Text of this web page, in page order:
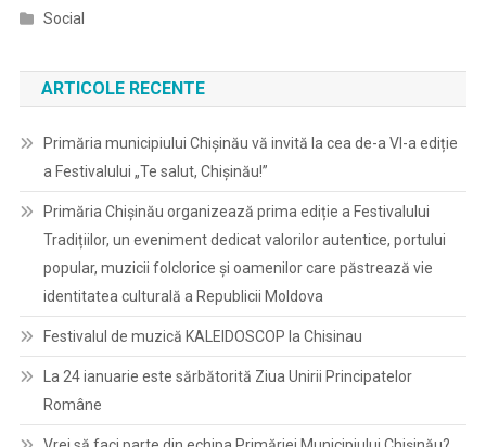
Social
ARTICOLE RECENTE
Primăria municipiului Chișinău vă invită la cea de-a VI-a ediție
a Festivalului „Te salut, Chișinău!”
Primăria Chișinău organizează prima ediție a Festivalului
Tradițiilor, un eveniment dedicat valorilor autentice, portului
popular, muzicii folclorice și oamenilor care păstrează vie
identitatea culturală a Republicii Moldova
Festivalul de muzică KALEIDOSCOP la Chisinau
La 24 ianuarie este sărbătorită Ziua Unirii Principatelor
Române